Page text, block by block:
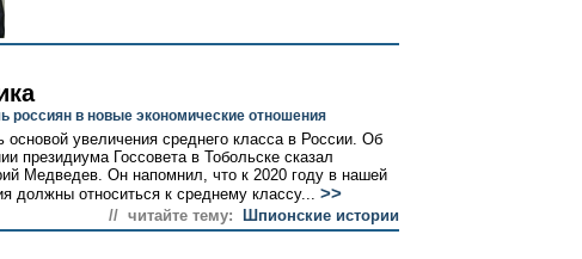
россиян в новые экономические отношения
увеличения среднего класса в России. Об
президиума Госсовета в Тобольске сказал
Медведев. Он напомнил, что к 2020 году в нашей
должны относиться к среднему классу... >>
// читайте тему: Шпионские истории